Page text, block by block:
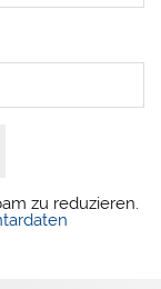
zu reduzieren.